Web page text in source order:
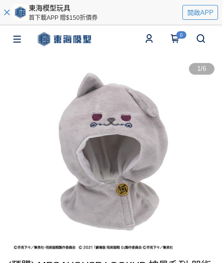
東海模型玩具
首下載APP 贈$150折價券
開啟APP
0
1/6